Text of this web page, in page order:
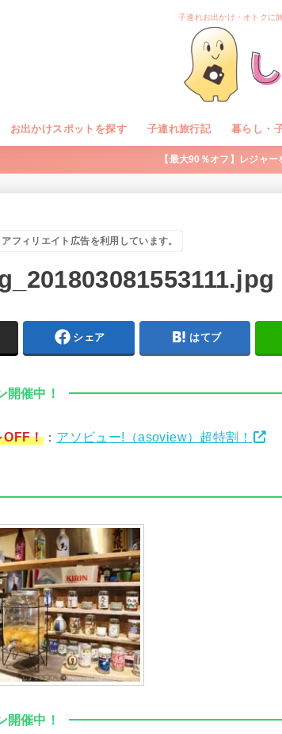
子連れお出かけ・オトクに
お出かけスポットを探す 子連れ旅行記 暮らし・
【最大90％オフ】レジャ
アフィリエイト広告を利用しています。
シェア はてブ
開催中！
OFF！： アソビュー!（asoview）超特割！
開催中！